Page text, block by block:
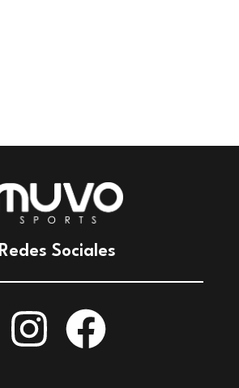
Redes Sociales